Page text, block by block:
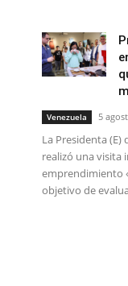
Venezuela 5
La Presidenta (E)
realizó una visita
emprendimiento
objetivo de